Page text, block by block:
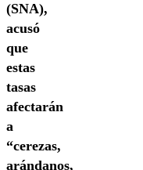
(SNA),
acusó
que
estas
tasas
afectarán
a
“cerezas,
arándanos,